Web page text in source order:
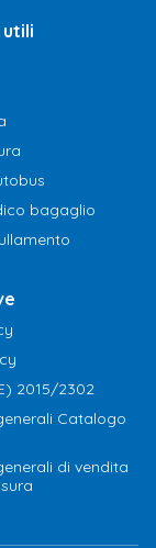
utili
bagaglio
2015/2302
Catalogo
di vendita